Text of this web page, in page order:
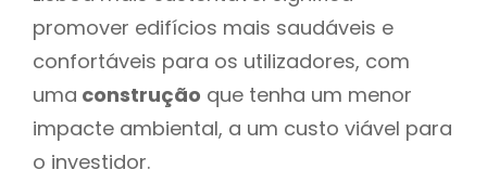
promover edifícios mais saudáveis e
confortáveis para os utilizadores, com
uma construção que tenha um menor
impacte ambiental, a um custo viável para
o investidor.